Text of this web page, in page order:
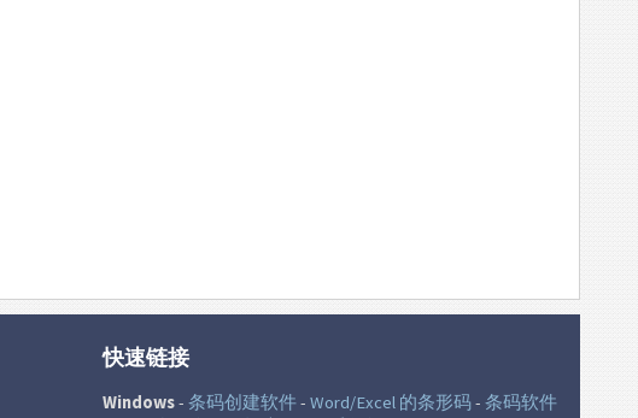
快速链接
Windows- 条码创建软件- Word/Excel 的条形码- 条码软件